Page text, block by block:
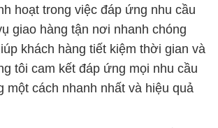
hoạt trong việc đáp ứng nhu cầu
giao hàng tận nơi nhanh chóng
khách hàng tiết kiệm thời gian và
tôi cam kết đáp ứng mọi nhu cầu
một cách nhanh nhất và hiệu quả